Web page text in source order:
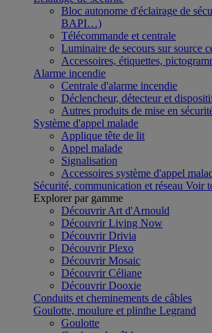
Bloc autonome d'éclairage de
BAPI…)
Télécommande et centrale
Luminaire de secours sur source
Accessoires, étiquettes,
Alarme incendie
Centrale d'alarme incendie
Déclencheur, détecteur et
Autres produits de mise en
Système d'appel malade
Applique tête de lit
Appel malade
Signalisation
Accessoires système d'appel
Sécurité, communication et réseau Voir
Explorer par gamme
Découvrir Art d'Arnould
Découvrir Living Now
Découvrir Drivia
Découvrir Plexo
Découvrir Mosaic
Découvrir Céliane
Découvrir Dooxie
Conduits et cheminements de câbles
Goulotte, moulure et plinthe Legrand
Goulotte